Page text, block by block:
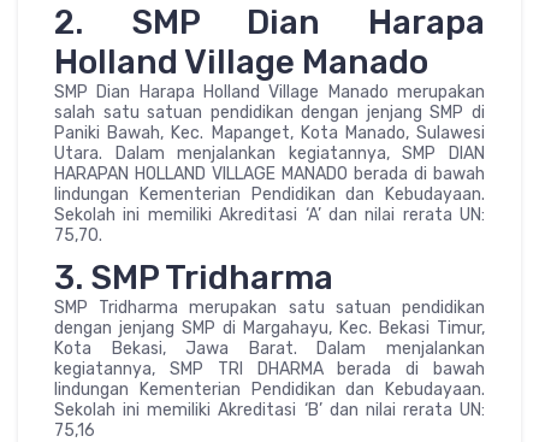
2. SMP Dian Harapa
Holland Village Manado
SMP Dian Harapa Holland Village Manado merupakan
salah satu satuan pendidikan dengan jenjang SMP di
Paniki Bawah, Kec. Mapanget, Kota Manado, Sulawesi
Utara. Dalam menjalankan kegiatannya, SMP DIAN
HARAPAN HOLLAND VILLAGE MANADO berada di bawah
lindungan Kementerian Pendidikan dan Kebudayaan.
Sekolah ini memiliki Akreditasi ‘A’ dan nilai rerata UN:
75,70.
3. SMP Tridharma
SMP Tridharma merupakan satu satuan pendidikan
dengan jenjang SMP di Margahayu, Kec. Bekasi Timur,
Kota Bekasi, Jawa Barat. Dalam menjalankan
kegiatannya, SMP TRI DHARMA berada di bawah
lindungan Kementerian Pendidikan dan Kebudayaan.
Sekolah ini memiliki Akreditasi ‘B’ dan nilai rerata UN:
75,16